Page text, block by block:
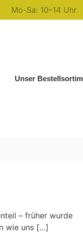
Mo-Sa: 10–14 Uhr
Unser
– früher wurde
wie uns […]